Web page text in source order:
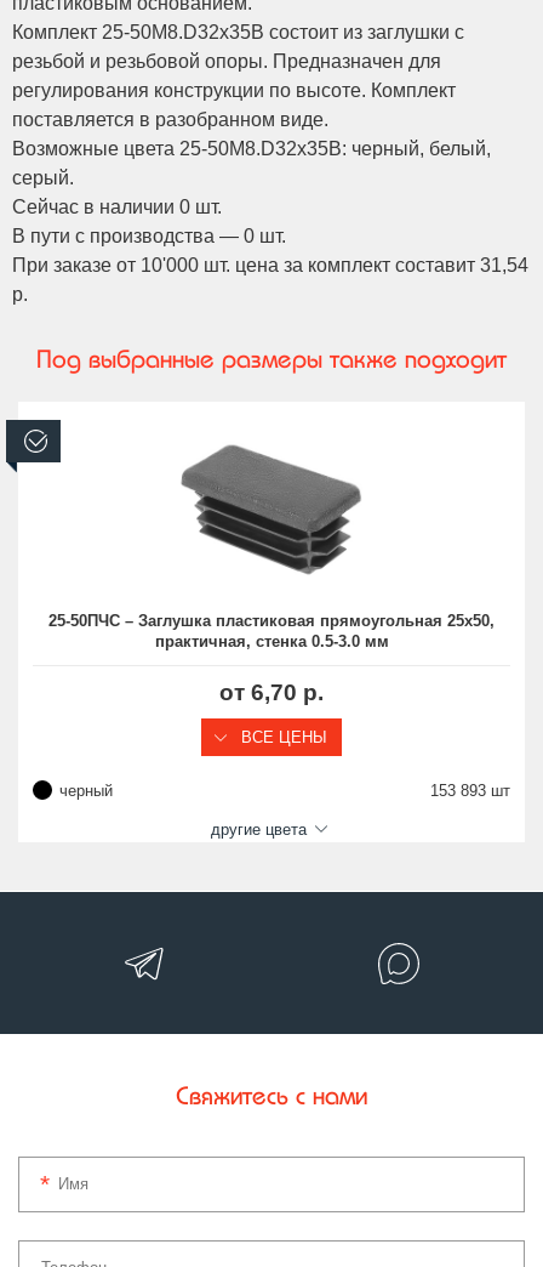
Комплект 25-50M8.D32x35B состоит из заглушки с
резьбой и резьбовой опоры. Предназначен для
регулирования конструкции по высоте. Комплект
поставляется в разобранном виде.
Возможные цвета 25-50M8.D32x35B: черный, белый,
серый.
Сейчас в наличии 0 шт.
В пути с производства — 0 шт.
При заказе от 10'000 шт. цена за комплект составит 31,54
р.
Под выбранные размеры также подходит
25-50ПЧС – Заглушка пластиковая прямоугольная 25х50,
практичная, стенка 0.5-3.0 мм
от 6,70 р.
ВСЕ ЦЕНЫ
черный 153 893 шт
другие цвета
Свяжитесь с нами